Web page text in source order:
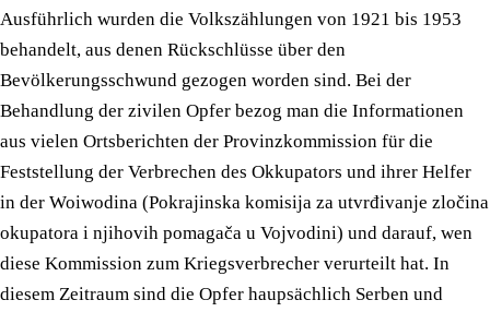
Ausführlich wurden die Volkszählungen von 1921 bis 1953
behandelt, aus denen Rückschlüsse über den
Bevölkerungsschwund gezogen worden sind. Bei der
Behandlung der zivilen Opfer bezog man die Informationen
aus vielen Ortsberichten der Provinzkommission für die
Feststellung der Verbrechen des Okkupators und ihrer Helfer
in der Woiwodina (Pokrajinska komisija za utvrđivanje zločina
okupatora i njihovih pomagača u Vojvodini) und darauf, wen
diese Kommission zum Kriegsverbrecher verurteilt hat. In
diesem Zeitraum sind die Opfer haupsächlich Serben und